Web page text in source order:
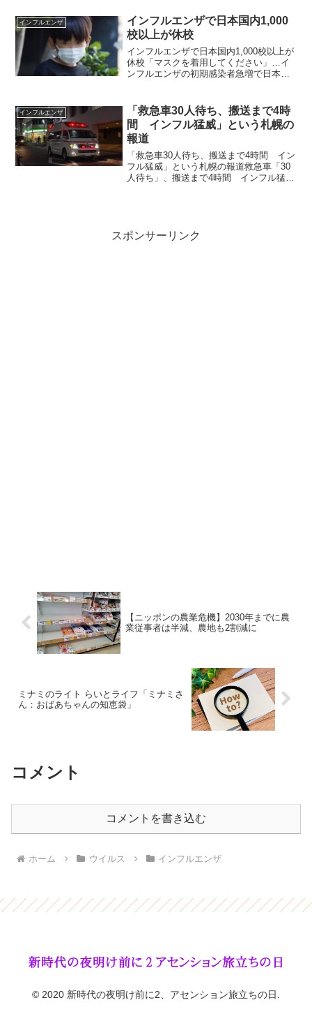
つ新しいキメラハイブリッド H5N1 鳥イ
ン...
インフルエンザ
インフルエンザで日本国内1,000
校以上が休校
インフルエンザで日本国内1,000校以上が
休校「マスクを着用してください」…イ
ンフルエンザの初期感染者急増で日本国
インフルエンザ
「救急車30人待ち、搬送まで4時
間 インフル猛威」という札幌の
報道
「救急車30人待ち、搬送まで4時間 イン
フル猛威」という札幌の報道救急車「30
人待ち」、搬送まで4時間 インフル猛
スポンサーリンク
【ニッポンの農業危機】2030年までに農
業従事者は半減、農地も2割減に
ミナミのライト らいとライフ「ミナミさ
ん：おばあちゃんの知恵袋」
コメント
コメントを書き込む
ホーム ウイルス インフルエンザ
© 2020 新時代の夜明け前に2、アセンション旅立ちの日.